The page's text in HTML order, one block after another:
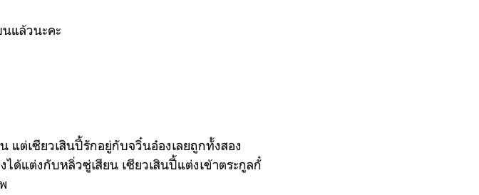
แล้วนะคะ
แต่เซียวเสินปี้รักอยู่กับจวิ๋นอ๋องเลยถูกทั้งสอง
แต่งกับหลิ่วซู่เสียน เซียวเสินปี้แต่งเข้าตระกูลกั๋